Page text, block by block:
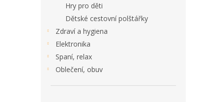
Hry pro děti
Dětské cestovní polštářky
Zdraví a hygiena
Elektronika
Spaní, relax
Oblečení, obuv